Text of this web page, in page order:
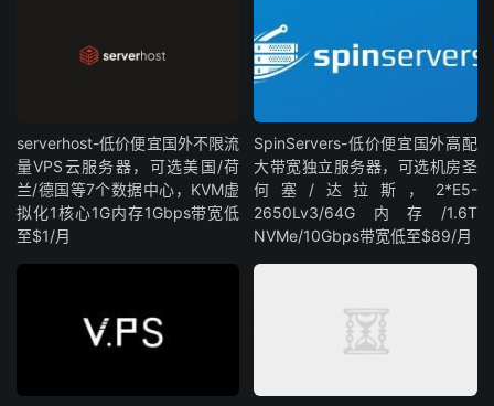
serverhost-低价便宜国外不限流
量VPS云服务器，可选美国/荷
兰/德国等7个数据中心，KVM虚
拟化1核心1G内存1Gbps带宽低
至$1/月
SpinServers-低价便宜国外高配
大带宽独立服务器，可选机房圣
何塞/达拉斯，2*E5-
2650Lv3/64G内存/1.6T
NVMe/10Gbps带宽低至$89/月